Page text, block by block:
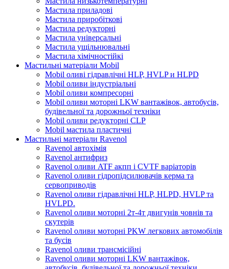
Мастила приладові
Мастила приробіткові
Мастила редукторні
Мастила універсальні
Мастила ущільнювальні
Мастила хімічностійкі
Мастильні матеріали Mobil
Mobil оливі гідравлічні HLP, HVLP и HLPD
Mobil оливи індустріальні
Mobil оливи компресорні
Mobil оливи моторні LKW вантажівок, автобусів,
будівельної та дорожньої техніки
Mobil оливи редукторні CLP
Mobil мастила пластичні
Мастильні матеріали Ravenol
Ravenol автохімія
Ravenol антифриз
Ravenol оливи ATF акпп і CVTF варіаторів
Ravenol оливи гідропідсилювачів керма та
сервоприводів
Ravenol оливи гідравлічні HLP, HLPD, HVLP та
HVLPD.
Ravenol оливи моторні 2т-4т двигунів човнів та
скутерів
Ravenol оливи моторні PKW легкових автомобілів
та бусів
Ravenol оливи трансмісійні
Ravenol оливи моторні LKW вантажівок,